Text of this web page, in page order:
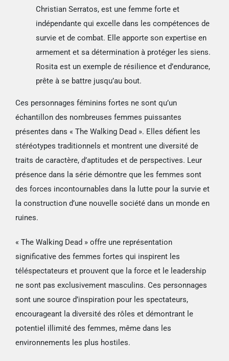
Christian Serratos, est une femme forte et
indépendante qui excelle dans les compétences de
survie et de combat. Elle apporte son expertise en
armement et sa détermination à protéger les siens.
Rosita est un exemple de résilience et d’endurance,
prête à se battre jusqu’au bout.
Ces personnages féminins fortes ne sont qu’un
échantillon des nombreuses femmes puissantes
présentes dans « The Walking Dead ». Elles défient les
stéréotypes traditionnels et montrent une diversité de
traits de caractère, d’aptitudes et de perspectives. Leur
présence dans la série démontre que les femmes sont
des forces incontournables dans la lutte pour la survie et
la construction d’une nouvelle société dans un monde en
ruines.
« The Walking Dead » offre une représentation
significative des femmes fortes qui inspirent les
téléspectateurs et prouvent que la force et le leadership
ne sont pas exclusivement masculins. Ces personnages
sont une source d’inspiration pour les spectateurs,
encourageant la diversité des rôles et démontrant le
potentiel illimité des femmes, même dans les
environnements les plus hostiles.